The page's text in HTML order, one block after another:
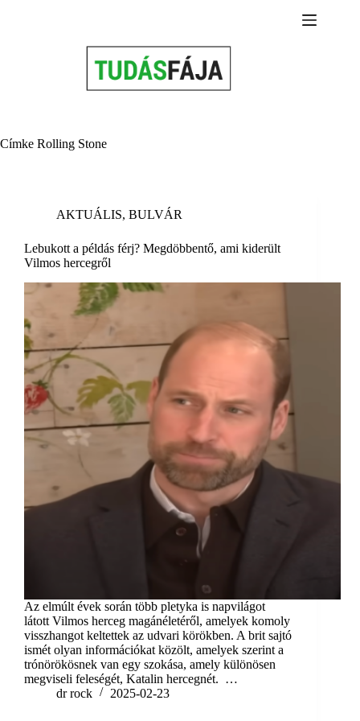
Címke Rolling Stone
AKTUÁLIS, BULVÁR
Lebukott a példás férj? Megdöbbentő, ami kiderült
Vilmos hercegről
Az elmúlt évek során több pletyka is napvilágot
látott Vilmos herceg magánéletéről, amelyek komoly
visszhangot keltettek az udvari körökben. A brit sajtó
ismét olyan információkat közölt, amelyek szerint a
trónörökösnek van egy szokása, amely különösen
megviseli feleségét, Katalin hercegnét. …
dr rock
2025-02-23